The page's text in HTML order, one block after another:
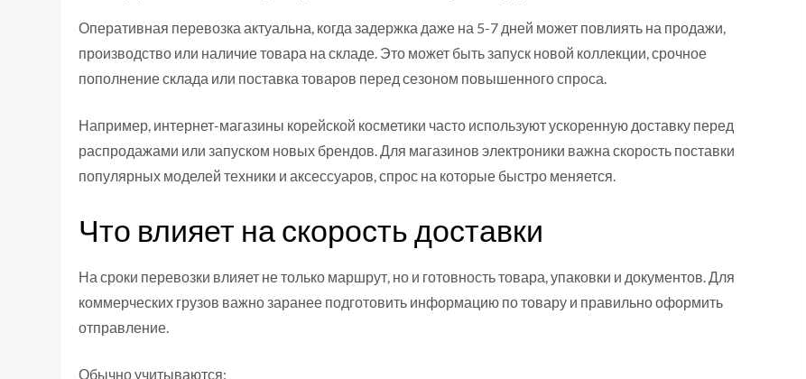
Оперативная перевозка актуальна, когда задержка даже на 5-7 дней может повлиять на продажи,
производство или наличие товара на складе. Это может быть запуск новой коллекции, срочное
пополнение склада или поставка товаров перед сезоном повышенного спроса.
Например, интернет-магазины корейской косметики часто используют ускоренную доставку перед
распродажами или запуском новых брендов. Для магазинов электроники важна скорость поставки
популярных моделей техники и аксессуаров, спрос на которые быстро меняется.
Что влияет на скорость доставки
На сроки перевозки влияет не только маршрут, но и готовность товара, упаковки и документов. Для
коммерческих грузов важно заранее подготовить информацию по товару и правильно оформить
отправление.
Обычно учитываются: